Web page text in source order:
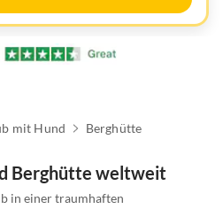
mit Hund Berghütte
Berghütte weltweit
in einer traumhaften